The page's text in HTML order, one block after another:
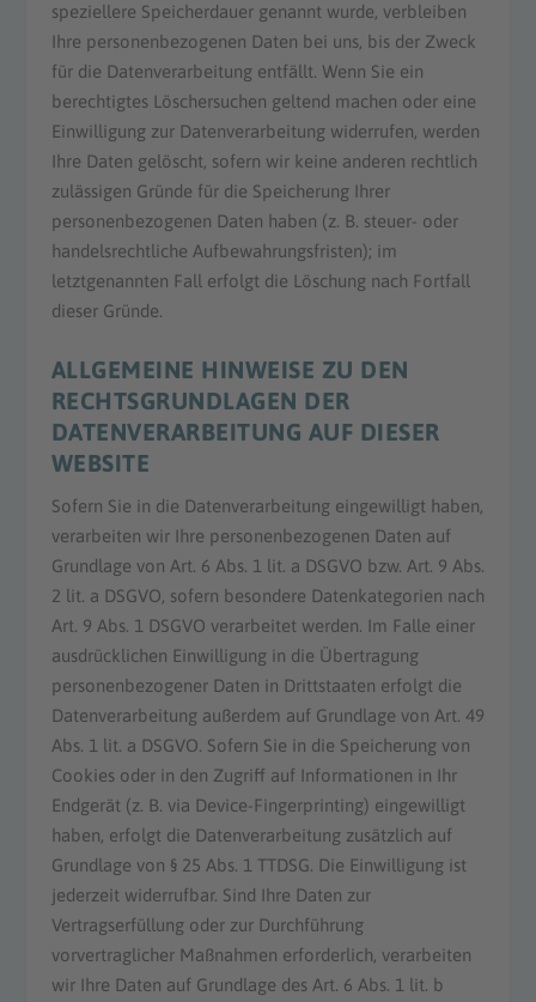
speziellere Speicherdauer genannt wurde, verbleiben
Ihre personenbezogenen Daten bei uns, bis der Zweck
für die Datenverarbeitung entfällt. Wenn Sie ein
berechtigtes Löschersuchen geltend machen oder eine
Einwilligung zur Datenverarbeitung widerrufen, werden
Ihre Daten gelöscht, sofern wir keine anderen rechtlich
zulässigen Gründe für die Speicherung Ihrer
personenbezogenen Daten haben (z. B. steuer- oder
handelsrechtliche Aufbewahrungsfristen); im
letztgenannten Fall erfolgt die Löschung nach Fortfall
dieser Gründe.
ALLGEMEINE HINWEISE ZU DEN
RECHTSGRUNDLAGEN DER
DATENVERARBEITUNG AUF DIESER
WEBSITE
Sofern Sie in die Datenverarbeitung eingewilligt haben,
verarbeiten wir Ihre personenbezogenen Daten auf
Grundlage von Art. 6 Abs. 1 lit. a DSGVO bzw. Art. 9 Abs.
2 lit. a DSGVO, sofern besondere Datenkategorien nach
Art. 9 Abs. 1 DSGVO verarbeitet werden. Im Falle einer
ausdrücklichen Einwilligung in die Übertragung
personenbezogener Daten in Drittstaaten erfolgt die
Datenverarbeitung außerdem auf Grundlage von Art. 49
Abs. 1 lit. a DSGVO. Sofern Sie in die Speicherung von
Cookies oder in den Zugriff auf Informationen in Ihr
Endgerät (z. B. via Device-Fingerprinting) eingewilligt
haben, erfolgt die Datenverarbeitung zusätzlich auf
Grundlage von § 25 Abs. 1 TTDSG. Die Einwilligung ist
jederzeit widerrufbar. Sind Ihre Daten zur
Vertragserfüllung oder zur Durchführung
vorvertraglicher Maßnahmen erforderlich, verarbeiten
wir Ihre Daten auf Grundlage des Art. 6 Abs. 1 lit. b